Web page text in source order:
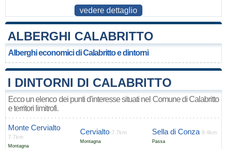
vedere dettaglio
ALBERGHI CALABRITTO
Alberghi economici di Calabritto e dintorni
I DINTORNI DI CALABRITTO
Ecco un elenco dei punti d'interesse situati nel Comune di Calabritto
e territori limitrofi.
Monte Cervialto
7.7km
Montagna
Cervialto 7.7km
Montagna
Sella di Conza 8.4km
Passa